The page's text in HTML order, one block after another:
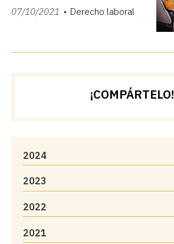
07/10/2021 Derecho laboral
¡COMPÁRTELO!
2024
2023
2022
2021